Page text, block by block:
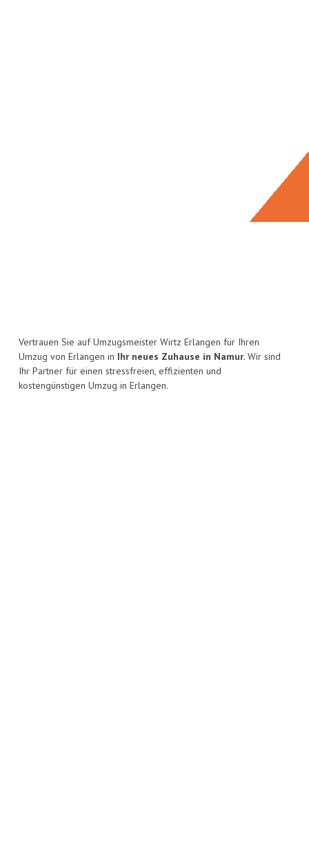
Vertrauen Sie auf Umzugsmeister Wirtz Erlangen für Ihren
Umzug von Erlangen in Ihr neues Zuhause in Namur. Wir sind
Ihr Partner für einen stressfreien, effizienten und
kostengünstigen Umzug in Erlangen.